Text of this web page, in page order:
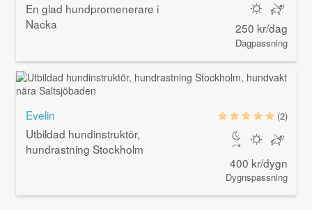
En glad hundpromenerare i
Nacka
250 kr/dag
Dagpassning
Evelin
Utbildad hundinstruktör,
hundrastning Stockholm
(2)
400 kr/dygn
Dygnspassning